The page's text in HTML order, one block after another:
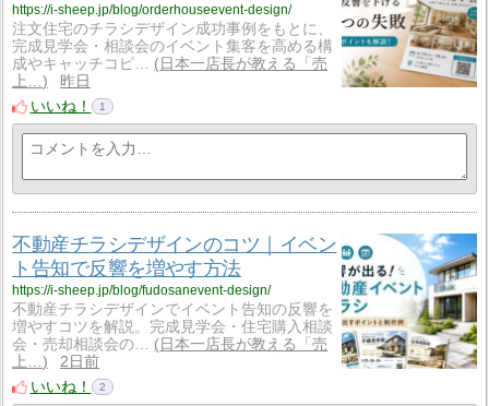
https://i-sheep.jp/blog/orderhouseevent-design/
注文住宅のチラシデザイン成功事例をもとに、
完成見学会・相談会のイベント集客を高める構
成やキャッチコピ…
日本一店長が教える「売
上…
昨日
いいね！
1
不動産チラシデザインのコツ｜イベン
ト告知で反響を増やす方法
https://i-sheep.jp/blog/fudosanevent-design/
不動産チラシデザインでイベント告知の反響を
増やすコツを解説。完成見学会・住宅購入相談
会・売却相談会の…
日本一店長が教える「売
上…
2日前
いいね！
2